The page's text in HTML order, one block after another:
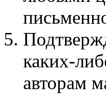
каких-
авторам